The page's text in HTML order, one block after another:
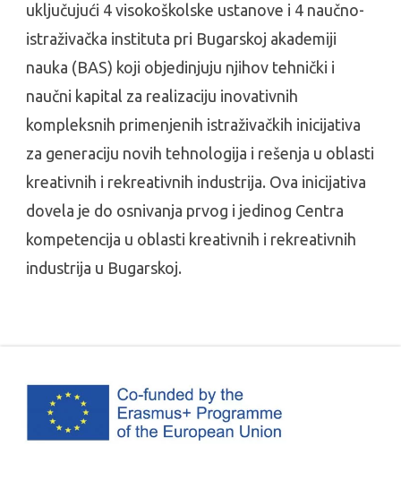
uključujući 4 visokoškolske ustanove i 4 naučno-
istraživačka instituta pri Bugarskoj akademiji
nauka (BAS) koji objedinjuju njihov tehnički i
naučni kapital za realizaciju inovativnih
kompleksnih primenjenih istraživačkih inicijativa
za generaciju novih tehnologija i rešenja u oblasti
kreativnih i rekreativnih industrija. Ova inicijativa
dovela je do osnivanja prvog i jedinog Centra
kompetencija u oblasti kreativnih i rekreativnih
industrija u Bugarskoj.